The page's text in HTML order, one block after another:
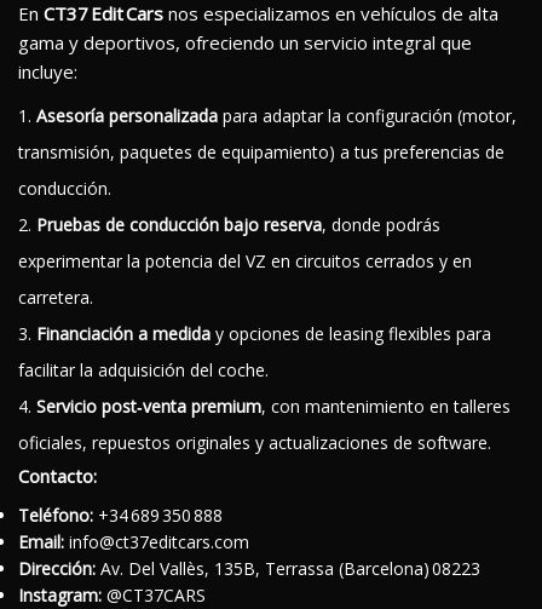
En CT37 Edit Cars nos especializamos en vehículos de alta
gama y deportivos, ofreciendo un servicio integral que
incluye:
Asesoría personalizada para adaptar la configuración (motor,
transmisión, paquetes de equipamiento) a tus preferencias de
conducción.
Pruebas de conducción bajo reserva, donde podrás
experimentar la potencia del VZ en circuitos cerrados y en
carretera.
Financiación a medida y opciones de leasing flexibles para
facilitar la adquisición del coche.
Servicio post‑venta premium, con mantenimiento en talleres
oficiales, repuestos originales y actualizaciones de software.
Contacto:
Teléfono: +34 689 350 888
Email: info@ct37editcars.com
Dirección: Av. Del Vallès, 135B, Terrassa (Barcelona) 08223
Instagram: @CT37CARS